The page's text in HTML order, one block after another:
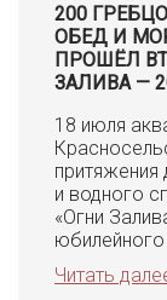
200
ОБЕД И
ПРОШЁЛ
ЗАЛИВА —
18 июля
притяжения
и водного
«Огни
юбилейного
Читать